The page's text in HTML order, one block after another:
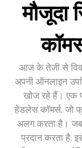
आज के तेजी से
अपनी ऑनलाइन
खोज रहे हैं। एक
हेडलेस कॉमर्स, जो
अलग करता है।
प्रदान करता है,